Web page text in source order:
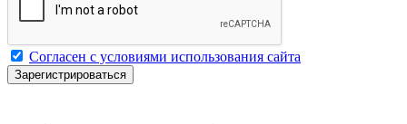
Согласен с условиями использования сайта